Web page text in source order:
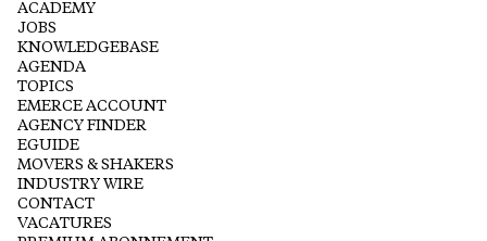
ACADEMY
JOBS
KNOWLEDGEBASE
AGENDA
TOPICS
EMERCE ACCOUNT
AGENCY FINDER
EGUIDE
MOVERS & SHAKERS
INDUSTRY WIRE
CONTACT
VACATURES